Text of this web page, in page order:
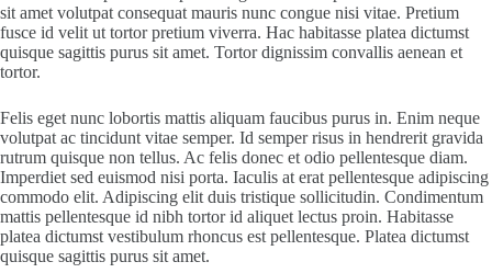
sit amet volutpat consequat mauris nunc congue nisi vitae. Pretium
fusce id velit ut tortor pretium viverra. Hac habitasse platea dictumst
quisque sagittis purus sit amet. Tortor dignissim convallis aenean et
tortor.
Felis eget nunc lobortis mattis aliquam faucibus purus in. Enim neque
volutpat ac tincidunt vitae semper. Id semper risus in hendrerit gravida
rutrum quisque non tellus. Ac felis donec et odio pellentesque diam.
Imperdiet sed euismod nisi porta. Iaculis at erat pellentesque adipiscing
commodo elit. Adipiscing elit duis tristique sollicitudin. Condimentum
mattis pellentesque id nibh tortor id aliquet lectus proin. Habitasse
platea dictumst vestibulum rhoncus est pellentesque. Platea dictumst
quisque sagittis purus sit amet.